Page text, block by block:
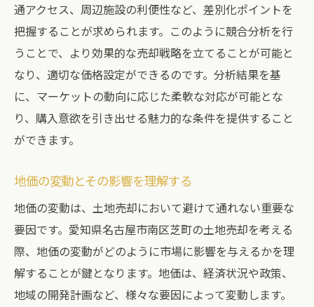
通アクセス、周辺施設の利便性など、差別化ポイントを
把握することが求められます。このように競合分析を行
うことで、より効果的な売却戦略を立てることが可能と
なり、適切な価格設定ができるのです。分析結果を基
に、マーケットの動向に応じた柔軟な対応が可能とな
り、購入意欲を引き出せる魅力的な条件を提供すること
ができます。
地価の変動とその影響を理解する
地価の変動は、土地売却において避けて通れない重要な
要因です。愛知県名古屋市南区芝町の土地売却を考える
際、地価の変動がどのように市場に影響を与えるかを理
解することが鍵となります。地価は、経済状況や政策、
地域の開発計画など、様々な要因によって変動します。